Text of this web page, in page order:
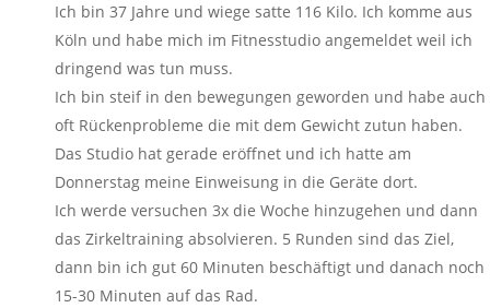
Ich bin 37 Jahre und wiege satte 116 Kilo. Ich komme aus
Köln und habe mich im Fitnesstudio angemeldet weil ich
dringend was tun muss.
Ich bin steif in den bewegungen geworden und habe auch
oft Rückenprobleme die mit dem Gewicht zutun haben.
Das Studio hat gerade eröffnet und ich hatte am
Donnerstag meine Einweisung in die Geräte dort.
Ich werde versuchen 3x die Woche hinzugehen und dann
das Zirkeltraining absolvieren. 5 Runden sind das Ziel,
dann bin ich gut 60 Minuten beschäftigt und danach noch
15-30 Minuten auf das Rad.